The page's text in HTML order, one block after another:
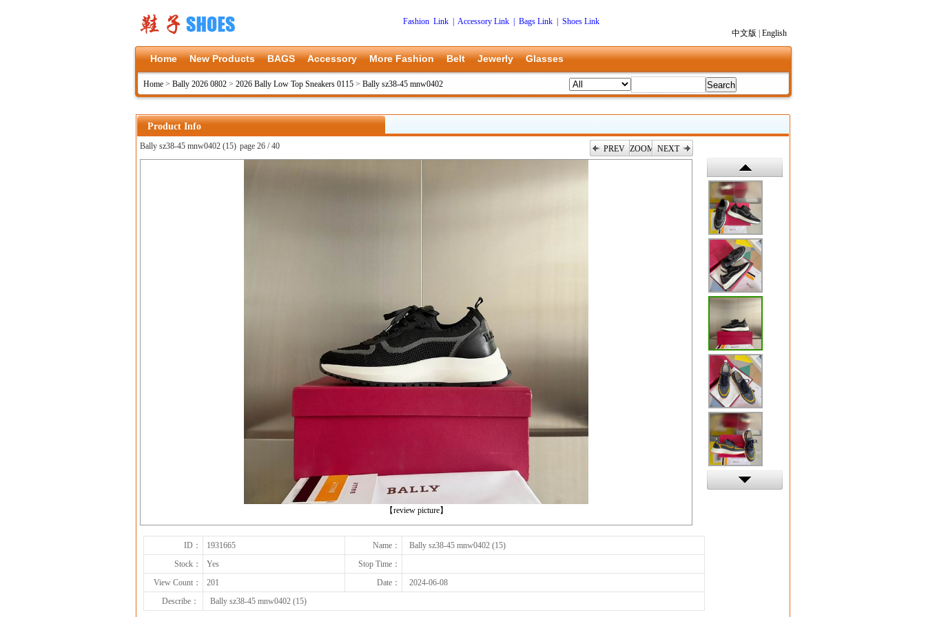
Fashion Link Accessory Link| Bags Link| Shoes Link
中文版
English
Home New Products BAGS Accessory More Fashion Belt Jewerly Glasses
Home > Bally 2026 0802 > 2026 Bally Low Top Sneakers 0115 > Bally sz38-45 mnw0402
Product Info
Bally sz38-45 mnw0402 (15) page 26 / 40 PREV ZOOM NEXT
【review picture】
下一张
ID： 1931665 Name：
Bally sz38-45 mnw0402 (15)
Stock：
Yes
Stop Time：
View Count：
201 Date：
2024-06-08
Describe：
Bally sz38-45 mnw0402 (15)